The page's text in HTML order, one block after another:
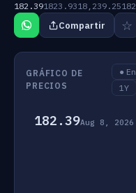
182.391823.9318,239.25
Compartir ☆
GRÁFICO DE
PRECIOS
●
1Y
182.39Aug 8, 2026